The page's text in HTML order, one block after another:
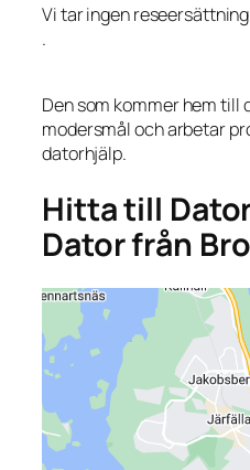
Vi tar ingen
.
Den som kommer hem till
modersmål och arbetar
datorhjälp.
Hitta till
Dator från